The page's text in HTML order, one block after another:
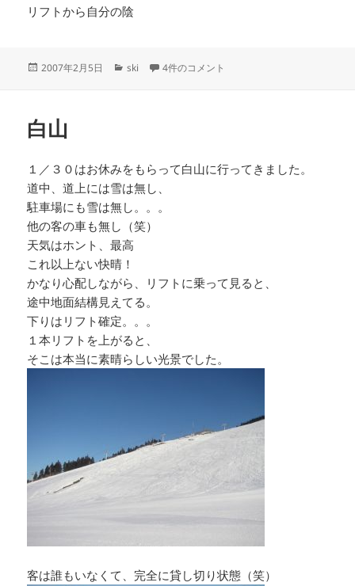
リフトから自分の陰
投
2007年2月5日
カ
ski おじろ快晴 への
4件のコメント
白山
１／３０はお休みをもらって白山に行ってきました。
道中、道上には雪は無し、
駐車場にも雪は無し。。。
他の客の車も無し（笑）
天気はホント、最高
これ以上ない快晴！
かなり心配しながら、リフトに乗って見ると、
途中地面結構見えてる。
下りはリフト確定。。。
１本リフトを上がると、
そこは本当に素晴らしい光景でした。
客は誰もいなくて、完全に貸し切り状態（笑）